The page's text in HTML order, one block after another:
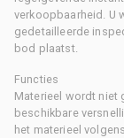
verkoopbaarheid. U
gedetailleerde
bod plaatst.
Functies
Materieel wordt niet
beschikbare
het materieel